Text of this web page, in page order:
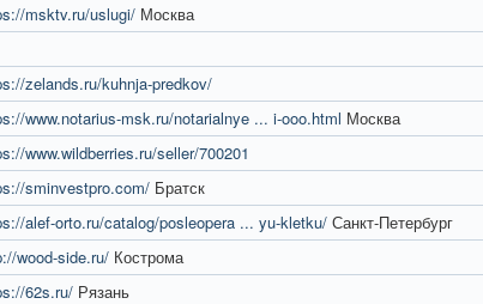
msktv.ru/uslugi/ Москва
zelands.ru/kuhnja-predkov/
www.notarius-msk.ru/notarialnye ... i-ooo.html Москва
www.wildberries.ru/seller/700201
sminvestpro.com/ Братск
alef-orto.ru/catalog/posleopera ... yu-kletku/ Санкт-Петербург
wood-side.ru/ Кострома
62s.ru/ Рязань